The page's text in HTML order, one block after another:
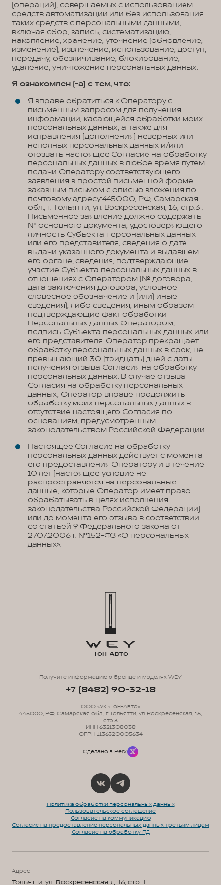
(операций), совершаемых с использованием
средств автоматизации или без использования
таких средств с персональными данными,
включая сбор, запись, систематизацию,
накопление, хранение, уточнение (обновление,
изменение), извлечение, использование, доступ,
передачу, обезличивание, блокирование,
удаление, уничтожение персональных данных.
Я ознакомлен (-а) с тем, что:
Я вправе обратиться к Оператору с
письменным запросом для получения
информации, касающейся обработки моих
персональных данных, а также для
исправления (дополнения) неверных или
неполных персональных данных и/или
отозвать настоящее Согласие на обработку
персональных данных в любое время путем
подачи Оператору соответствующего
заявления в простой письменной форме
заказным письмом с описью вложения по
почтовому адресу:445000, РФ, Самарская
обл., г. Тольятти, ул. Воскресенская, 16, стр.3 .
Письменное заявление должно содержать
№ основного документа, удостоверяющего
личность Субъекта персональных данных
или его представителя, сведения о дате
выдачи указанного документа и выдавшем
его органе, сведения, подтверждающие
участие Субъекта персональных данных в
отношениях с Оператором (№ договора,
дата заключения договора, условное
словесное обозначение и (или) иные
сведения), либо сведения, иным образом
подтверждающие факт обработки
Персональных данных Оператором,
подпись Субъекта персональных данных или
его представителя. Оператор прекращает
обработку персональных данных в срок, не
превышающий 30 (тридцать) дней с даты
получения отзыва Согласия на обработку
персональных данных. В случае отзыва
Согласия на обработку персональных
данных, Оператор вправе продолжить
обработку моих персональных данных в
отсутствие настоящего Согласия по
основаниям, предусмотренным
законодательством Российской Федерации.
Настоящее Согласие на обработку
персональных данных действует с момента
его предоставления Оператору и в течение
10 лет (настоящее условие не
распространяется на персональные
данные, которые Оператор имеет право
обрабатывать в целях исполнения
законодательства Российской Федерации)
или до момента его отзыва в соответствии
со статьей 9 Федерального закона от
27.07.2006 г. №152-ФЗ «О персональных
данных».
Политика обработки персональных данных
Пользовательское соглашение
Согласие на коммуникацию
Согласие на предоставление персональных данных третьим лицам
Согласие на обработку ПД
Тон-Авто
Получите информацию о бренде и моделях WEY
+7 (8482) 90-32-18
ООО «УК «Тон-Авто»
445000, РФ, Самарская обл., г. Тольятти, ул. Воскресенская, 16,
стр.3
ИНН 6321308038
ОГРН 1136320005634
Сделано в Perx
Адрес
Тольятти, ул. Воскресенская, д. 16, стр. 1